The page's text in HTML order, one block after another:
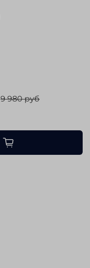
9 980 руб